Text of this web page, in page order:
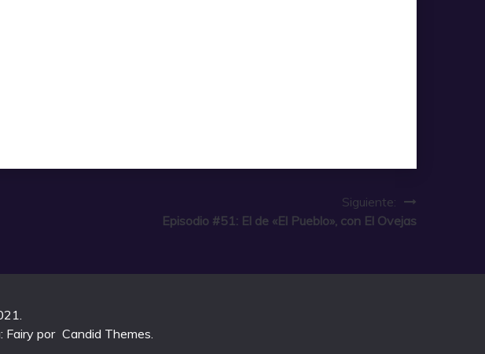
Siguiente:
Episodio #51: El de «El Pueblo», con El Ovejas
Fairy por Candid Themes.